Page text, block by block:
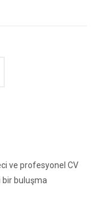
ve profesyonel CV
bir buluşma